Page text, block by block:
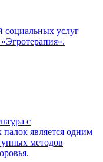
социальных услуг
с
является одним
методов